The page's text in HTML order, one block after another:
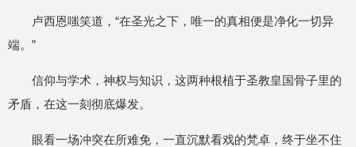
卢西恩嗤笑道，“在圣光之下，唯一的真相便是净化一切异
端。”
信仰与学术，神权与知识，这两种根植于圣教皇国骨子里的
矛盾，在这一刻彻底爆发。
眼看一场冲突在所难免，一直沉默看戏的梵卓，终于坐不住